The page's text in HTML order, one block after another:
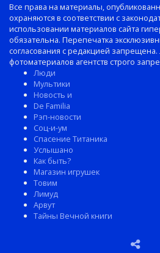
Все права на материалы,
охраняются в соответствии с
использовании материалов сайта
обязательна. Перепечатка
согласования с редакцией
фотоматериалов агентств строго
Люди
Мультики
Новость и
De Familia
Рэп-новости
Соц-и-ум
Спасение Титаника
Услышано
Как быть?
Магазин игрушек
Товим
Лимуд
Арвут
Тайны Вечной книги